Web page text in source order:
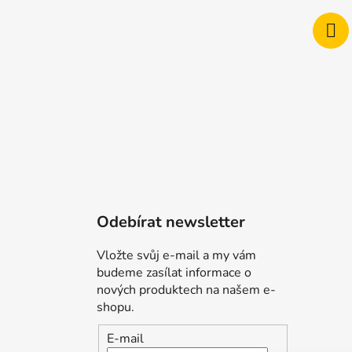
Odebírat newsletter
Vložte svůj e-mail a my vám
budeme zasílat informace o
nových produktech na našem e-
shopu.
E-mail